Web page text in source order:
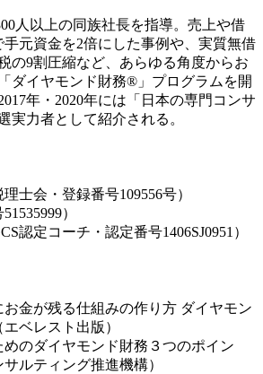
人以上の同族社長を指導。売上や借
元資金を2倍にした事例や、実質無借
の9割圧縮など、あらゆる角度からお
ダイヤモンド財務®」プログラムを開
年・2020年には「日本の専門コンサ
実力者として紹介される。
理士会・登録番号109556号）
）
認定コーチ・認定番号1406SJ0951）
お金が残る仕組みの作り方 ダイヤモン
ベレスト出版）
めのダイヤモンド財務３つのポイン
サルティング推進機構）